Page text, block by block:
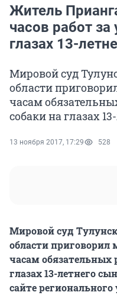
Житель
часов работ за
глазах 13-
Мировой суд
области
часам
собаки на глазах
13 ноября 2017, 17:29 528
Мировой суд
области приговорил
часам обязательных
глазах 13-летнего
сайте